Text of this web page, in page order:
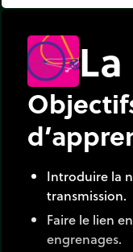
Introduire la
transmission.
Faire le lien
engrenages.